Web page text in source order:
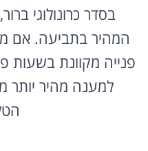
בסדר כרונולוגי
המהיר בתביעה. אם
פנייה מקוונת בשעות
למענה מהיר יותר